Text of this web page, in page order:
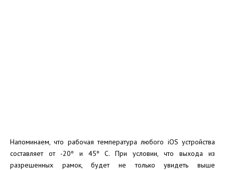
Напоминаем, что рабочая температура любого iOS устройства
составляет от -20º и 45º C. При условии, что выхода из
разрешенных рамок, будет не только увидеть выше